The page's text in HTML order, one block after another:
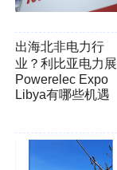
出海北非电力行
业？利比亚电力展
Powerelec Expo
Libya有哪些机遇